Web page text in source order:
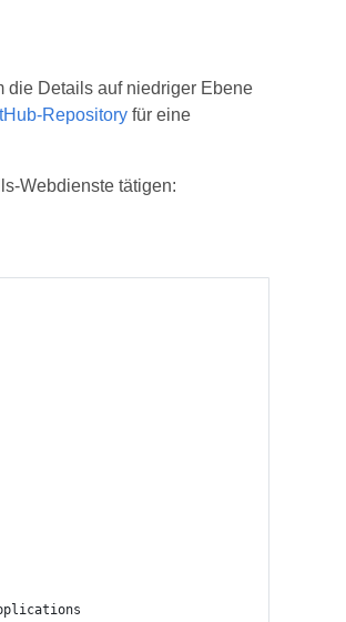
die Details auf niedriger Ebene
Repositoryfür eine
Webdienste tätigen: